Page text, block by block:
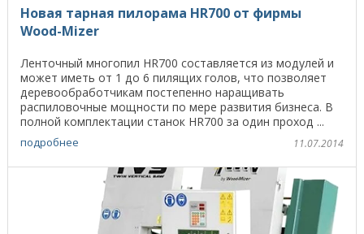
Новая тарная пилорама HR700 от фирмы
Wood-Mizer
Ленточный многопил HR700 составляется из модулей и
может иметь от 1 до 6 пилящих голов, что позволяет
деревообработчикам постепенно наращивать
распиловочные мощности по мере развития бизнеса. В
полной комплектации станок HR700 за один проход ...
подробнее 11.07.2014